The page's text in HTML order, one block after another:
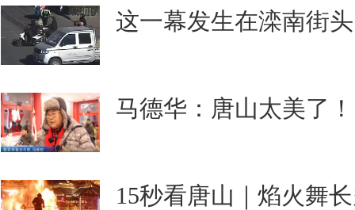
这一幕发生在滦南街
马德华：唐山太美了！
15秒看唐山｜焰火舞